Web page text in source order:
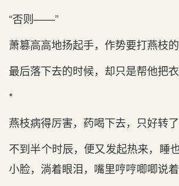
“否则——”
萧篡高高地扬起手，作势要打燕枝的
最后落下去的时候，却只是帮他把衣
*
燕枝病得厉害，药喝下去，只好转了
不到半个时辰，便又发起热来，睡
小脸，淌着眼泪，嘴里哼哼唧唧说着